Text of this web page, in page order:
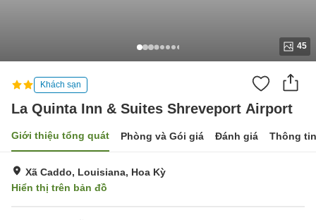
45
Khách sạn
La Quinta Inn & Suites Shreveport Airport
Giới thiệu tổng quát Phòng và Gói giá Đánh giá Thông
Xã Caddo, Louisiana, Hoa Kỳ
Hiển thị trên bản đồ